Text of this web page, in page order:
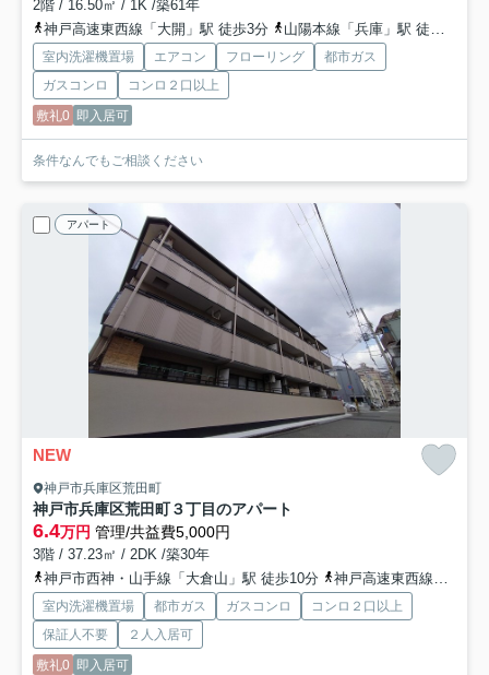
2階 / 16.50㎡ / 1K /築61年
神戸高速東西線「大開」駅 徒歩3分
山陽本線「兵庫」駅 徒歩5分
室内洗濯機置場 エアコン フローリング
都市ガス
ガスコンロ
コンロ２口以上
敷礼0 即入居可
条件なんでもご相談ください
アパート
NEW
神戸市兵庫区荒田町
神戸市兵庫区荒田町３丁目のアパート
6.4万円 管理/共益費5,000円
3階 / 37.23㎡ / 2DK /築30年
神戸市西神・山手線「大倉山」駅 徒歩10分
神戸高速東西線「新開地」駅 徒歩15分
室内洗濯機置場 都市ガス ガスコンロ
コンロ２口以上
保証人不要
２人入居可
敷礼0 即入居可